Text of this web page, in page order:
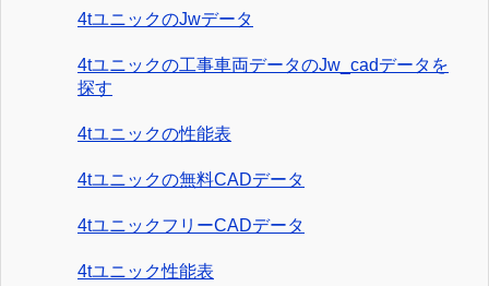
4tユニックのJwデータ
4tユニックの工事車両データのJw_cadデータを
探す
4tユニックの性能表
4tユニックの無料CADデータ
4tユニックフリーCADデータ
4tユニック性能表